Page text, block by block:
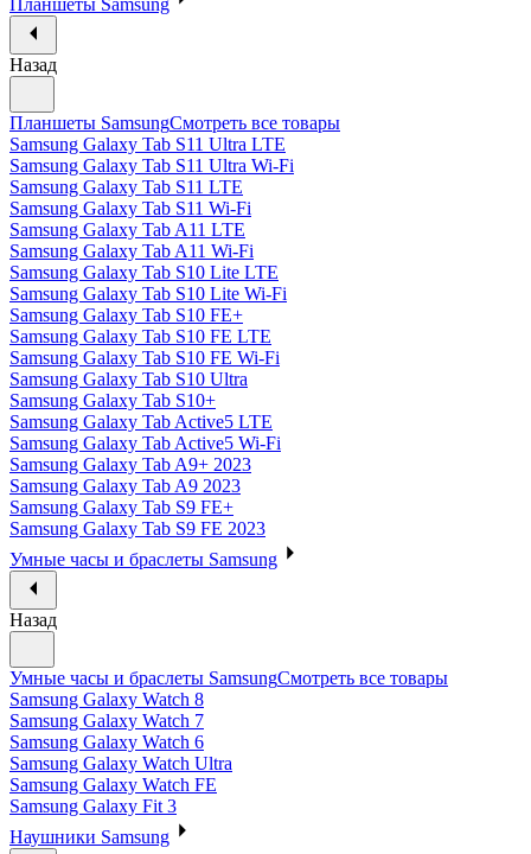
Планшеты Samsung
Назад
Планшеты SamsungСмотреть все товары
Samsung Galaxy Tab S11 Ultra LTE
Samsung Galaxy Tab S11 Ultra Wi-Fi
Samsung Galaxy Tab S11 LTE
Samsung Galaxy Tab S11 Wi-Fi
Samsung Galaxy Tab A11 LTE
Samsung Galaxy Tab A11 Wi-Fi
Samsung Galaxy Tab S10 Lite LTE
Samsung Galaxy Tab S10 Lite Wi-Fi
Samsung Galaxy Tab S10 FE+
Samsung Galaxy Tab S10 FE LTE
Samsung Galaxy Tab S10 FE Wi-Fi
Samsung Galaxy Tab S10 Ultra
Samsung Galaxy Tab S10+
Samsung Galaxy Tab Active5 LTE
Samsung Galaxy Tab Active5 Wi-Fi
Samsung Galaxy Tab A9+ 2023
Samsung Galaxy Tab A9 2023
Samsung Galaxy Tab S9 FE+
Samsung Galaxy Tab S9 FE 2023
Умные часы и браслеты Samsung
Назад
Умные часы и браслеты SamsungСмотреть все товары
Samsung Galaxy Watch 8
Samsung Galaxy Watch 7
Samsung Galaxy Watch 6
Samsung Galaxy Watch Ultra
Samsung Galaxy Watch FE
Samsung Galaxy Fit 3
Наушники Samsung